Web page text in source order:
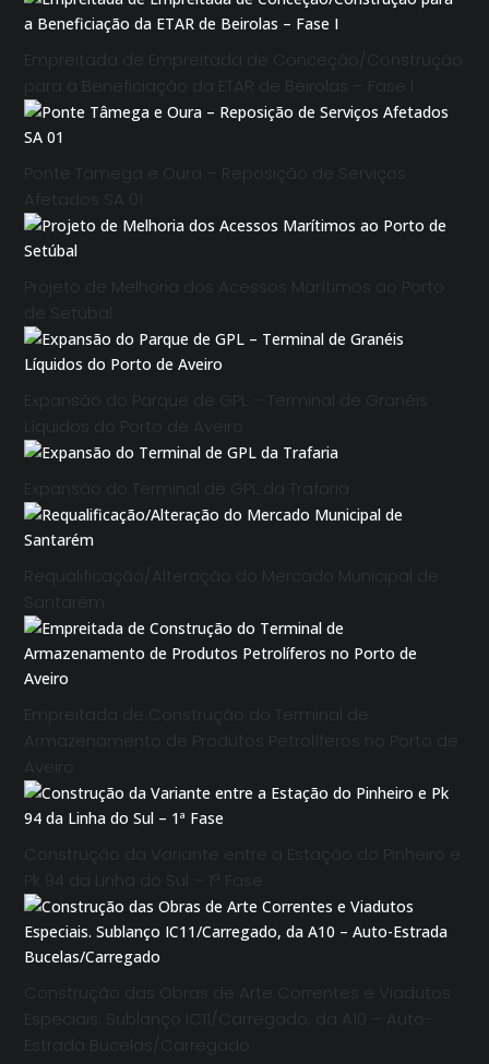
Empreitada de Empreitada de Conceção/Construção
para a Beneficiação da ETAR de Beirolas – Fase I
Ponte Tâmega e Oura – Reposição de Serviços
Afetados SA 01
Projeto de Melhoria dos Acessos Marítimos ao Porto
de Setúbal
Expansão do Parque de GPL – Terminal de Granéis
Líquidos do Porto de Aveiro
Expansão do Terminal de GPL da Trafaria
Requalificação/Alteração do Mercado Municipal de
Santarém
Empreitada de Construção do Terminal de
Armazenamento de Produtos Petrolíferos no Porto de
Aveiro
Construção da Variante entre a Estação do Pinheiro e
Pk 94 da Linha do Sul – 1ª Fase
Construção das Obras de Arte Correntes e Viadutos
Especiais. Sublanço IC11/Carregado, da A10 – Auto-
Estrada Bucelas/Carregado